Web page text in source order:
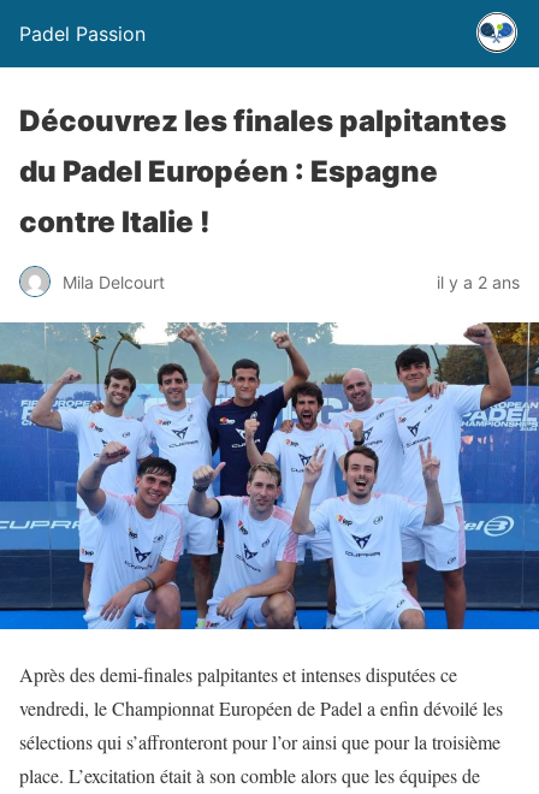
Padel Passion
Découvrez les finales palpitantes
du Padel Européen : Espagne
contre Italie !
Mila Delcourt il y a 2 ans
Après des demi-finales palpitantes et intenses disputées ce
vendredi, le Championnat Européen de Padel a enfin dévoilé les
sélections qui s’affronteront pour l’or ainsi que pour la troisième
place. L’excitation était à son comble alors que les équipes de